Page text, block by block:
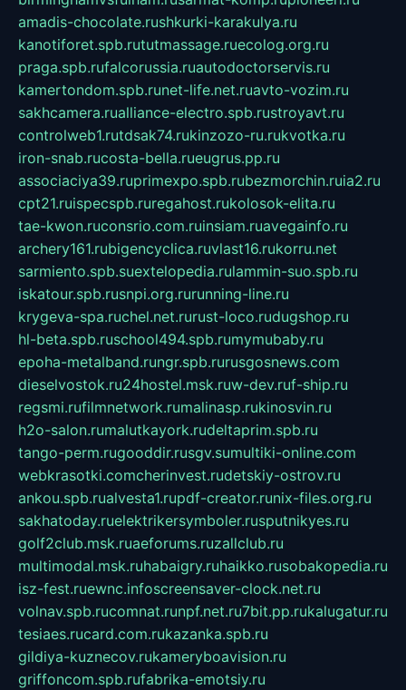
amadis-chocolate.rushkurki-karakulya.ru
kanotiforet.spb.rututmassage.ruecolog.org.ru
praga.spb.rufalcorussia.ruautodoctorservis.ru
kamertondom.spb.runet-life.net.ruavto-vozim.ru
sakhcamera.rualliance-electro.spb.rustroyavt.ru
controlweb1.rutdsak74.rukinzozo-ru.rukvotka.ru
iron-snab.rucosta-bella.rueugrus.pp.ru
associaciya39.ruprimexpo.spb.rubezmorchin.ruia2.ru
cpt21.ruispecspb.ruregahost.rukolosok-elita.ru
tae-kwon.ruconsrio.com.ruinsiam.ruavegainfo.ru
archery161.rubigencyclica.ruvlast16.rukorru.net
sarmiento.spb.suextelopedia.rulammin-suo.spb.ru
iskatour.spb.rusnpi.org.rurunning-line.ru
krygeva-spa.ruchel.net.rurust-loco.rudugshop.ru
hl-beta.spb.ruschool494.spb.rumymubaby.ru
epoha-metalband.rungr.spb.rurusgosnews.com
dieselvostok.ru24hostel.msk.ruw-dev.ruf-ship.ru
regsmi.rufilmnetwork.rumalinasp.rukinosvin.ru
h2o-salon.rumalutkayork.rudeltaprim.spb.ru
tango-perm.rugooddir.rusgv.sumultiki-online.com
webkrasotki.comcherinvest.rudetskiy-ostrov.ru
ankou.spb.rualvesta1.rupdf-creator.runix-files.org.ru
sakhatoday.ruelektrikersymboler.rusputnikyes.ru
golf2club.msk.ruaeforums.ruzallclub.ru
multimodal.msk.ruhabaigry.ruhaikko.rusobakopedia.ru
isz-fest.ruewnc.infoscreensaver-clock.net.ru
volnav.spb.rucomnat.runpf.net.ru7bit.pp.rukalugatur.ru
tesiaes.rucard.com.rukazanka.spb.ru
gildiya-kuznecov.rukameryboavision.ru
griffoncom.spb.rufabrika-emotsiy.ru